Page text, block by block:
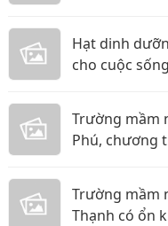
Hạt dinh
cho cuộc
Trường mầm
Phú, chương
Trường mầm
Thạnh có ổn